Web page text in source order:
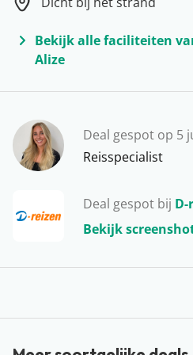
Deal gespot op 5
Reisspecialist
Deal gespot bij D-
Bekijk
voor een portie cultuur of
wordt het: een bezoekje aan
strand of een middagje
Bekijk alle faciliteiten
Alize